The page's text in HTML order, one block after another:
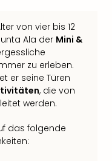
von vier bis 12
Ala der Mini &
zu erleben.
er seine Türen
, die von
werden.
das folgende